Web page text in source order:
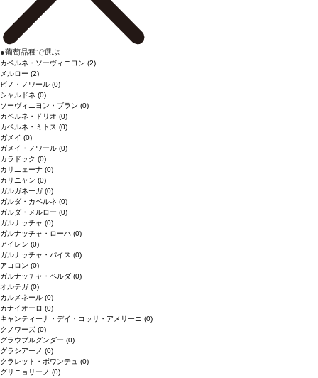
●葡萄品種で選ぶ
カベルネ・ソーヴィニヨン (2)
メルロー (2)
ピノ・ノワール (0)
シャルドネ (0)
ソーヴィニヨン・ブラン (0)
カベルネ・ドリオ (0)
カベルネ・ミトス (0)
ガメイ (0)
ガメイ・ノワール (0)
カラドック (0)
カリニェーナ (0)
カリニャン (0)
ガルガネーガ (0)
ガルダ・カベルネ (0)
ガルダ・メルロー (0)
ガルナッチャ (0)
ガルナッチャ・ローハ (0)
アイレン (0)
ガルナッチャ・パイス (0)
アコロン (0)
ガルナッチャ・ペルダ (0)
オルテガ (0)
カルメネール (0)
カナイオーロ (0)
キャンティーナ・デイ・コッリ・アメリーニ (0)
クノワーズ (0)
グラウブルグンダー (0)
グラシアーノ (0)
クラレット・ボワンテュ (0)
グリニョリーノ (0)